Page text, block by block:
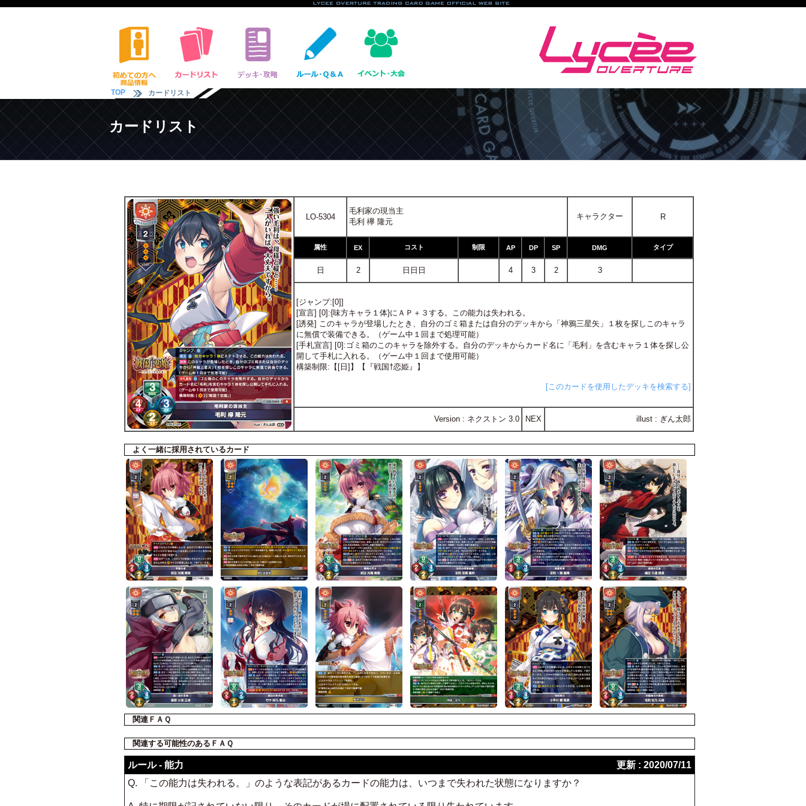
TOP カードリスト
カードリスト
LO-5304
毛利家の現当主
毛利 欅 隆元
キャラクター R
属性 EX コスト 制限 AP DP SP DMG タイプ
日 2 日日日 4 3 2 3
[ジャンプ:[0]]
[宣言] [0]:{味方キャラ１体}にＡＰ＋３する。この能力は失われる。
[誘発] このキャラが登場したとき、自分のゴミ箱または自分のデッキから「神鴉三星矢」１枚を探しこのキャラ
に無償で装備できる。（ゲーム中１回まで処理可能）
[手札宣言] [0]:ゴミ箱のこのキャラを除外する。自分のデッキからカード名に「毛利」を含むキャラ１体を探し公
開して手札に入れる。（ゲーム中１回まで使用可能）
構築制限:【[日]】【『戦国†恋姫』】
[このカードを使用したデッキを検索する]
Version : ネクストン 3.0 NEX illust : ぎん太郎
よく一緒に採用されているカード
関連ＦＡＱ
関連する可能性のあるＦＡＱ
ルール - 能力
更新 : 2020/07/11
Q. 「この能力は失われる。」のような表記があるカードの能力は、いつまで失われた状態になりますか？